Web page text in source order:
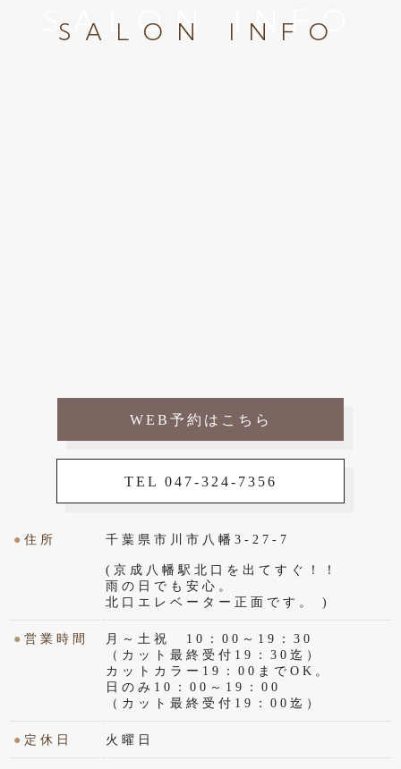
SALON INFO
SALON INFO
WEB予約はこちら
TEL 047-324-7356
●住所 千葉県市川市八幡3-27-7
(京成八幡駅北口を出てすぐ！！
雨の日でも安心。
北口エレベーター正面です。 )
●営業時間
月～土祝 10：00～19：30
（カット最終受付19：30迄）
カットカラー19：00までOK。
日のみ10：00～19：00
（カット最終受付19：00迄）
● 定休日 火曜日